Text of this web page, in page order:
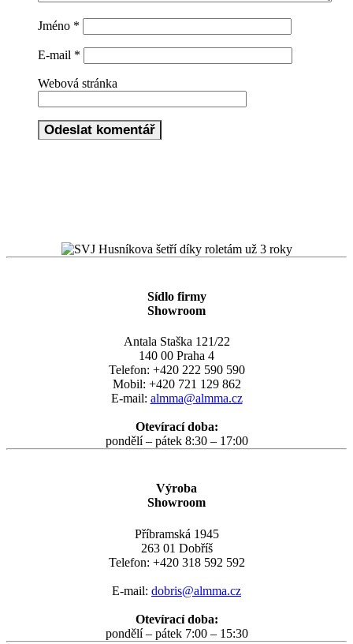
Jméno *
E-mail *
Webová stránka
Sídlo firmy
Showroom
Antala Staška 121/22
140 00 Praha 4
Telefon: +420 222 590 590
Mobil: +420 721 129 862
E-mail: almma@almma.cz
Otevírací doba:
pondělí – pátek 8:30 – 17:00
Výroba
Showroom
Příbramská 1945
263 01 Dobříš
Telefon: +420 318 592 592
E-mail: dobris@almma.cz
Otevírací doba:
pondělí – pátek 7:00 – 15:30